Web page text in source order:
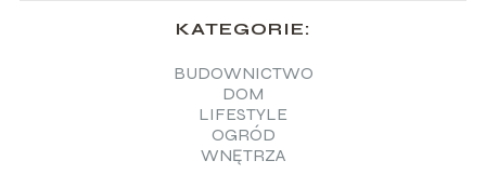
KATEGORIE:
BUDOWNICTWO
DOM
LIFESTYLE
OGRÓD
WNĘTRZA